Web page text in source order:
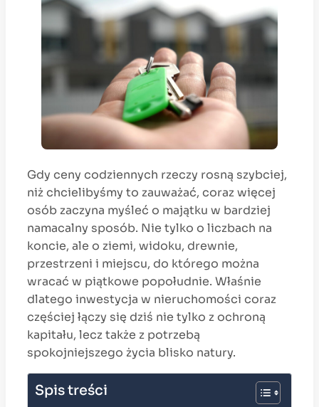
Gdy ceny codziennych rzeczy rosną szybciej,
niż chcielibyśmy to zauważać, coraz więcej
osób zaczyna myśleć o majątku w bardziej
namacalny sposób. Nie tylko o liczbach na
koncie, ale o ziemi, widoku, drewnie,
przestrzeni i miejscu, do którego można
wracać w piątkowe popołudnie. Właśnie
dlatego inwestycja w nieruchomości coraz
częściej łączy się dziś nie tylko z ochroną
kapitału, lecz także z potrzebą
spokojniejszego życia blisko natury.
Spis treści